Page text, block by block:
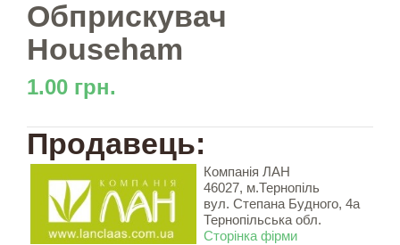
Обприскувач
Househam
1.00 грн.
Продавець:
Компанія ЛАН
46027, м.Тернопіль
вул. Степана Будного, 4а
Тернопільська обл.
Сторінка фірми